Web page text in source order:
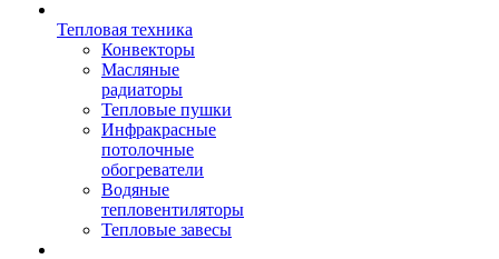
Тепловая техника
Конвекторы
Масляные
радиаторы
Тепловые пушки
Инфракрасные
потолочные
обогреватели
Водяные
тепловентиляторы
Тепловые завесы